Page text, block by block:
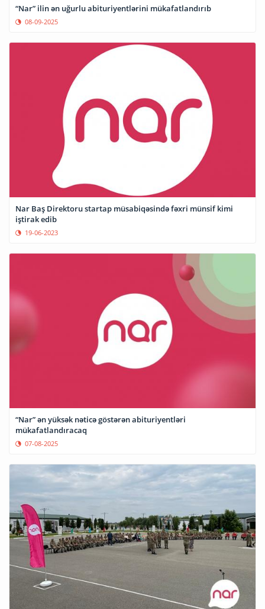
“Nar” ilin ən uğurlu abituriyentlərini mükafatlandırıb
08-09-2025
Nar Baş Direktoru startap müsabiqəsində fəxri münsif kimi
iştirak edib
19-06-2023
“Nar” ən yüksək nəticə göstərən abituriyentləri
mükafatlandıracaq
07-08-2025